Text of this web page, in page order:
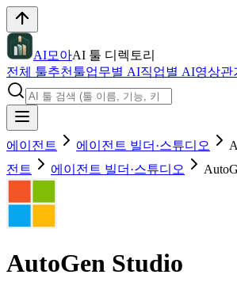
AI모아AI 툴 디렉토리
전체 툴추천툴업무별 AI직업별 AI영상관
에이전트 에이전트 빌더·스튜디오
전트
에이전트 빌더·스튜디오
AutoGen Studio